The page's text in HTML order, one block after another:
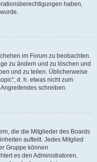
haben,
im Forum zu beobachten.
zu ändern und zu löschen und
und zu teilen. Üblicherweise
d. h. etwas nicht zum
schreiben.
die die Mitglieder des Boards
aufteilt. Jedes Mitglied
Gruppe können
es den Administratoren,